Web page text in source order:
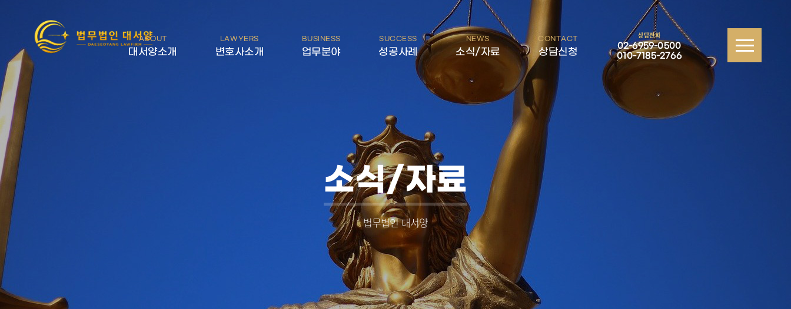
ABOUT
대서양소개
LAWYERS
변호사소개
BUSINESS
업무분야
SUCCESS
성공사례
NEWS
소식/자료
CONTACT
상담신청
상담전화
02-6959-0500
010-7185-2766
소식/자료
법무법인 대서양